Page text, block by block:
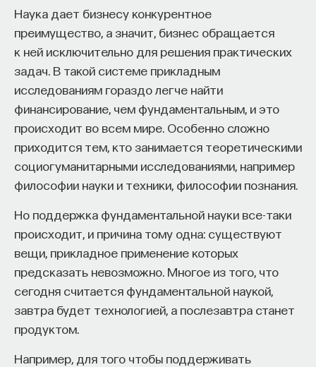
Наука дает бизнесу конкурентное
преимущество, а значит, бизнес обращается
к ней исключительно для решения практических
задач. В такой системе прикладным
исследованиям гораздо легче найти
финансирование, чем фундаментальным, и это
происходит во всем мире. Особенно сложно
приходится тем, кто занимается теоретическими
социогуманитарными исследованиями, например
философии науки и техники, философии познания.
Но поддержка фундаментальной науки все-таки
происходит, и причина тому одна: существуют
вещи, прикладное применение которых
предсказать невозможно. Многое из того, что
сегодня считается фундаментальной наукой,
завтра будет технологией, а послезавтра станет
продуктом.
Например, для того чтобы поддерживать